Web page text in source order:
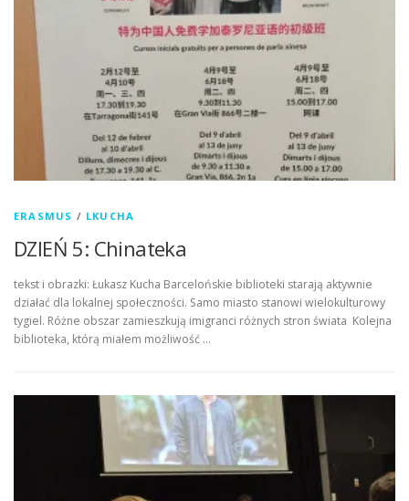
ERASMUS / LKUCHA
DZIEŃ 5: Chinateka
tekst i obrazki: Łukasz Kucha Barcelońskie biblioteki starają aktywnie
działać dla lokalnej społeczności. Samo miasto stanowi wielokulturowy
tygiel. Różne obszar zamieszkują imigranci różnych stron świata Kolejna
biblioteka, którą miałem możliwość …